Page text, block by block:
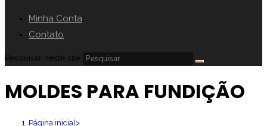
Minha Conta
Contato
Pesquisar neste site
MOLDES PARA FUNDIÇÃO
Página inicial >